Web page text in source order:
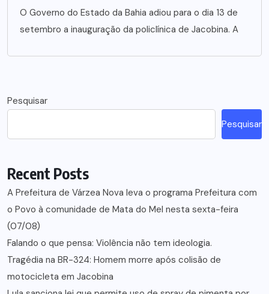
O Governo do Estado da Bahia adiou para o dia 13 de
setembro a inauguração da policlínica de Jacobina. A
Pesquisar
Pesquisar
Recent Posts
A Prefeitura de Várzea Nova leva o programa Prefeitura com
o Povo à comunidade de Mata do Mel nesta sexta-feira
(07/08)
Falando o que pensa: Violência não tem ideologia.
Tragédia na BR-324: Homem morre após colisão de
motocicleta em Jacobina